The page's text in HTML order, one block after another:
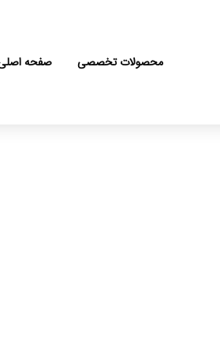
محصولات تخصصی صفحه